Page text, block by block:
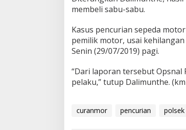
membeli sabu-sabu.
Kasus pencurian sepeda
pemilik motor, usai
Senin (29/07/2019) pagi.
“Dari laporan tersebut Opsnal
pelaku,” tutup Dalimunthe.
curanmor pencurian